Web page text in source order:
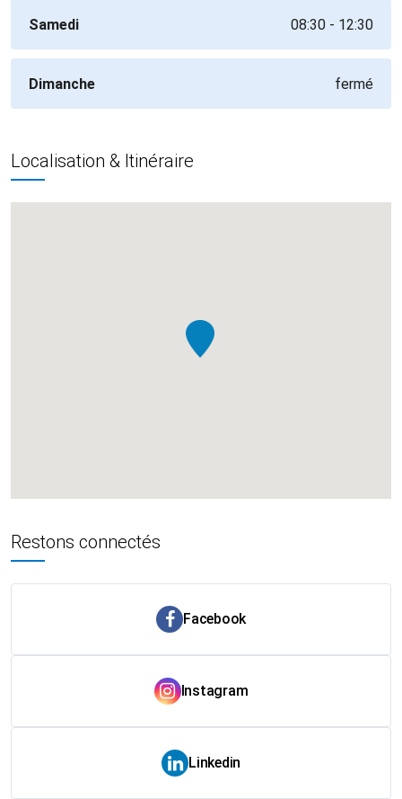
Samedi 08:30 - 12:30
Dimanche fermé
Localisation & Itinéraire
Restons connectés
Facebook
Instagram
Linkedin